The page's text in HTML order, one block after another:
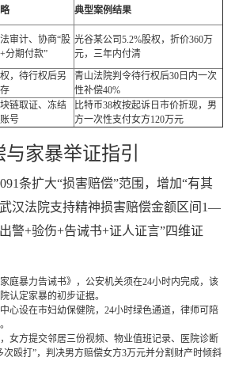
典型案例结果
审计、协商“股
分期付款”
光谷某公司5.2%股权，折价360万
元，三年内付清
，待行权后另
青山法院判令待行权后30日内一次
性补偿40%
链取证、冻结
号
比特币38枚按起诉日市价折现，男
方一次性支付女方120万元
家暴举证指引
条扩大“损害赔偿”范围，增加“有其
汉法院支持精神损害赔偿金额区间1—
警+验伤+告诫书+证人证言”四维证
庭暴力告诫书》，公安机关须在24小时内完成，该
认定家暴的初步证据。
心设在市妇幼保健院，24小时绿色通道，律师可陪
女方提交邻居三份视频、物业值班记录、医院诊断
次殴打”，判决男方赔偿女方3万元并分割财产时倾斜